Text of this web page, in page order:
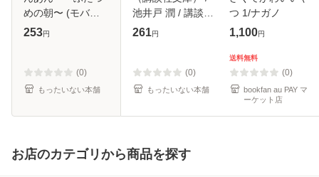
めの朝〜 (モバフ
ラフラワーコミッ
ク]【メール便送料
無料】
253円
(0)
もったいない本舗
池井戸 潤 / 講談社
[文庫]【メール便送
261円
(0)
もったいない本舗
つ 1/ナガノ
1,100円
送料無料
(0)
bookfan au PAY マ
ーケット店
お店のカテゴリから商品を探す